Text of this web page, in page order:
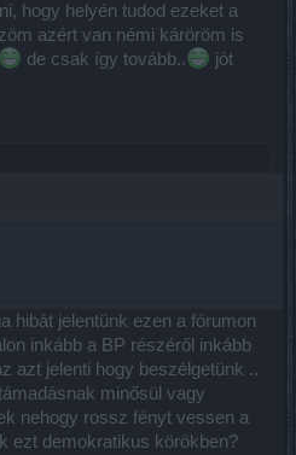
meg PvP-zni...
hogy helyén tudod ezeket a
azért van némi káröröm is
de csak így tovább..
jót
hibát jelentünk ezen a fórumon
inkább a BP részéről inkább
azt jelenti hogy beszélgetünk ..
minősül vagy
nehogy rossz fényt vessen a
ezt demokratikus körökben?